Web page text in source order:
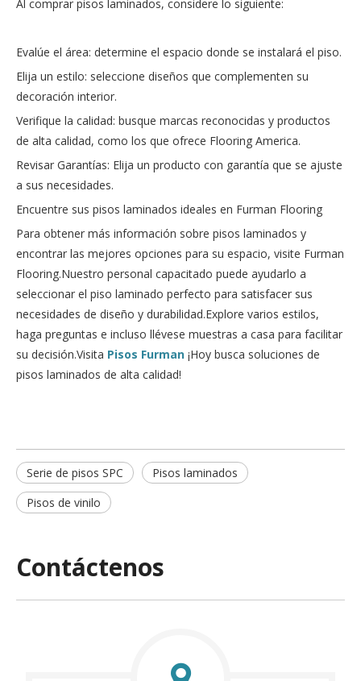
Al comprar pisos laminados, considere lo siguiente:
Evalúe el área: determine el espacio donde se instalará el piso.
Elija un estilo: seleccione diseños que complementen su
decoración interior.
Verifique la calidad: busque marcas reconocidas y productos
de alta calidad, como los que ofrece Flooring America.
Revisar Garantías: Elija un producto con garantía que se ajuste
a sus necesidades.
Encuentre sus pisos laminados ideales en Furman Flooring
Para obtener más información sobre pisos laminados y
encontrar las mejores opciones para su espacio, visite Furman
Flooring.Nuestro personal capacitado puede ayudarlo a
seleccionar el piso laminado perfecto para satisfacer sus
necesidades de diseño y durabilidad.Explore varios estilos,
haga preguntas e incluso llévese muestras a casa para facilitar
su decisión.Visita Pisos Furman ¡Hoy busca soluciones de
pisos laminados de alta calidad!
Serie de pisos SPC
Pisos laminados
Pisos de vinilo
Contáctenos